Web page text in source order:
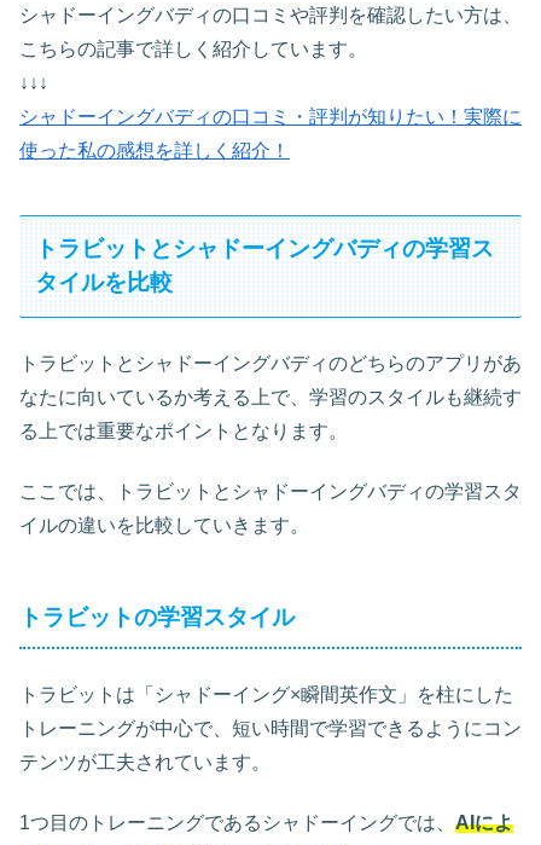
シャドーイングバディの口コミや評判を確認したい方は、
こちらの記事で詳しく紹介しています。
↓↓↓
シャドーイングバディの口コミ・評判が知りたい！実際に
使った私の感想を詳しく紹介！
トラビットとシャドーイングバディの学習ス
タイルを比較
トラビットとシャドーイングバディのどちらのアプリがあ
なたに向いているか考える上で、学習のスタイルも継続す
る上では重要なポイントとなります。
ここでは、トラビットとシャドーイングバディの学習スタ
イルの違いを比較していきます。
トラビットの学習スタイル
トラビットは「シャドーイング×瞬間英作文」を柱にした
トレーニングが中心で、短い時間で学習できるようにコン
テンツが工夫されています。
1つ目のトレーニングであるシャドーイングでは、 AIによ